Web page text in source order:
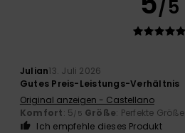
/5
Julian13. Juli 2026
Gutes Preis-Leistungs-Verhältnis
Original anzeigen - Castellano
Komfort: 5/5 Größe: Perfekte Größe
Ich empfehle dieses Produkt